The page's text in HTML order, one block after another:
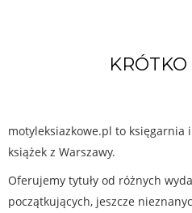
motyleksiazkowe.pl to
książek z Warszawy.
Oferujemy tytuły od różnych
początkujących, jeszcze